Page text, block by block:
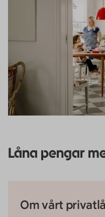
Låna pengar
Om vårt